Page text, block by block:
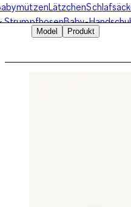
Lätzchen
StrumpfhosenBaby-
Model
Produkt